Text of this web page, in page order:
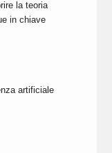
la teoria
in chiave
artificiale